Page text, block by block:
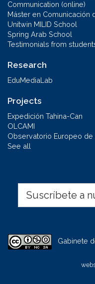
Communication (online)
Máster en Comunicación
Unitwin MILID School
Spring Arab School
Testimonials from
Research
EduMediaLab
Projects
Expedición Tahina-Can
OLCAMI
Observatorio Europeo de
See all
Suscríbete a
Gabinete